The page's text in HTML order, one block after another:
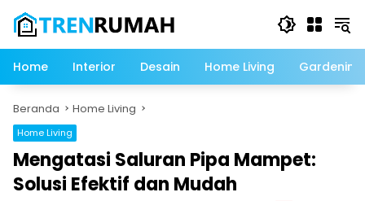
konten
Home
Interior Desain Home Living Gardening
Beranda Home Living
Home Living
Mengatasi Saluran Pipa Mampet:
Solusi Efektif dan Mudah